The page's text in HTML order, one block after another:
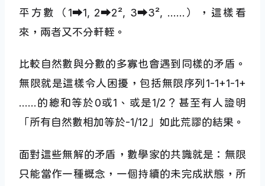
平方數（1➡︎1, 2➡︎2², 3➡︎3², ……），這樣看
來，兩者又不分軒輊。
比較自然數與分數的多寡也會遇到同樣的矛盾。
無限就是這樣令人困擾，包括無限序列1-1+1-1+
……的總和等於0或1、或是1/2？甚至有人證明
「所有自然數相加等於-1/12」如此荒謬的結果。
面對這些無解的矛盾，數學家的共識就是：無限
只能當作一種概念，一個持續的未完成狀態，所